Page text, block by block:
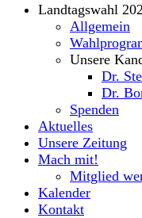
Landtagswahl
Allgemein
Unsere
Dr.
Dr.
Spenden
Aktuelles
Unsere Zeitung
Mach mit!
Mitglied
Kalender
Kontakt